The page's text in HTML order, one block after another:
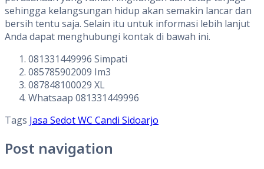
sehingga kelangsungan hidup akan semakin lancar dan
bersih tentu saja. Selain itu untuk informasi lebih lanjut
Anda dapat menghubungi kontak di bawah ini.
081331449996 Simpati
085785902009 Im3
087848100029 XL
Whatsaap 081331449996
Tags Jasa Sedot WC Candi Sidoarjo
Post navigation